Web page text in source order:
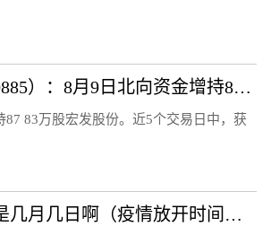
宏发股份（600885）：8月9日北向资金增持87.83万股
87 83万股宏发股份。近5个交易日中，获
疫情放开时间是几月几日啊（疫情放开时间是几月几日）